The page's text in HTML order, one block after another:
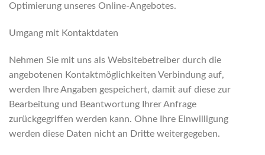
Optimierung unseres Online-Angebotes.
Umgang mit Kontaktdaten
Nehmen Sie mit uns als Websitebetreiber durch die
angebotenen Kontaktmöglichkeiten Verbindung auf,
werden Ihre Angaben gespeichert, damit auf diese zur
Bearbeitung und Beantwortung Ihrer Anfrage
zurückgegriffen werden kann. Ohne Ihre Einwilligung
werden diese Daten nicht an Dritte weitergegeben.